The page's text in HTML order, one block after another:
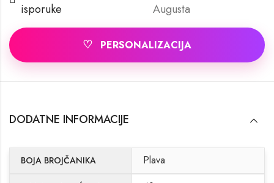
isporuke
Augusta
♡ PERSONALIZACIJA
DODATNE INFORMACIJE
BOJA BROJČANIKA Plava